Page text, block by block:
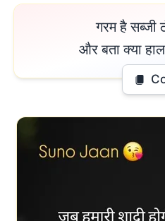
गरम है सब्जी ठंडी है रोटी..
और बता क्या